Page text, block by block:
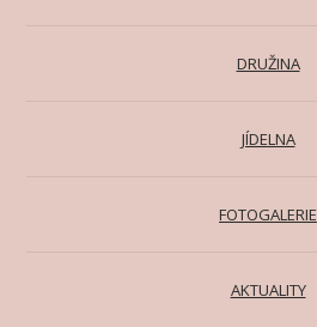
DRUŽINA
JÍDELNA
FOTOGALERIE
AKTUALITY